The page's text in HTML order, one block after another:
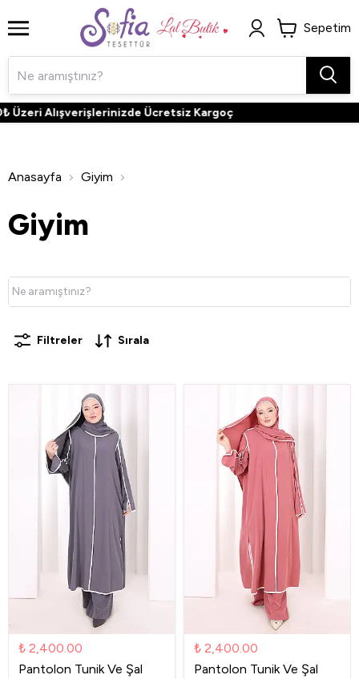
Sepetim
Alışverişlerinizde Ücretsiz Kargoç
Anasayfa Giyim
Giyim
Filtreler Sırala
₺ 2,400.00
Pantolon Tunik Ve Şal
₺ 2,400.00
Pantolon Tunik Ve Şal